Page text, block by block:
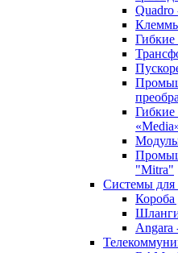
Quadro
"Mitra"
Системы для
Короба
Angara